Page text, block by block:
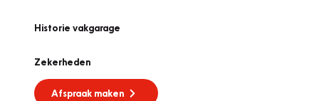
Historie vakgarage
Zekerheden
Afspraak maken